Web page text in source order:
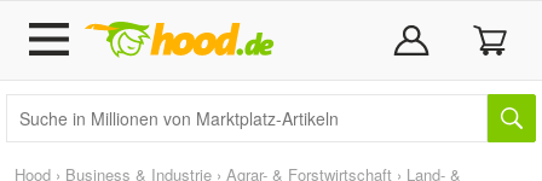
Hood › Business & Industrie › Agrar- & Forstwirtschaft › Land- &